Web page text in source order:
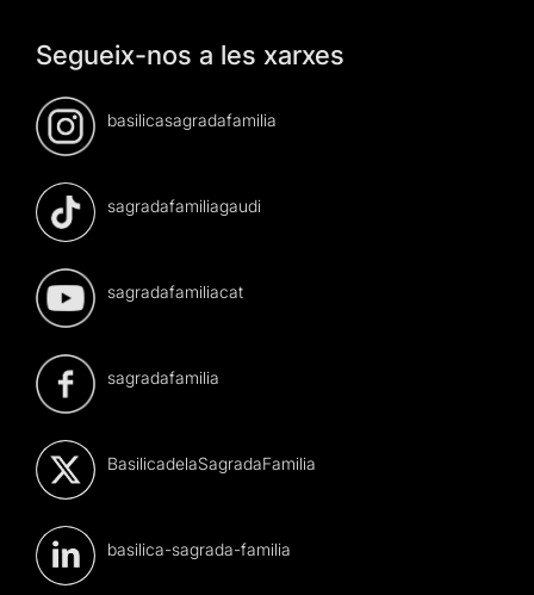
Segueix-nos a les xarxes
basilicasagradafamilia
sagradafamiliagaudi
sagradafamiliacat
sagradafamilia
BasilicadelaSagradaFamilia
basilica-sagrada-familia